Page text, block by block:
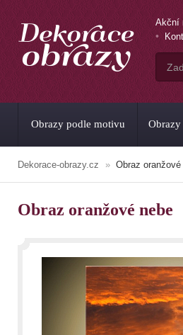
Akční
Obrazy podle motivu
Dekorace-obrazy.cz Obraz oranžové
Obraz oranžové nebe